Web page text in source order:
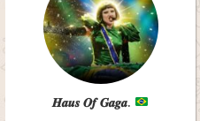
𝑯𝒂𝒖𝒔 𝑶𝒇 𝑮𝒂𝒈𝒂.